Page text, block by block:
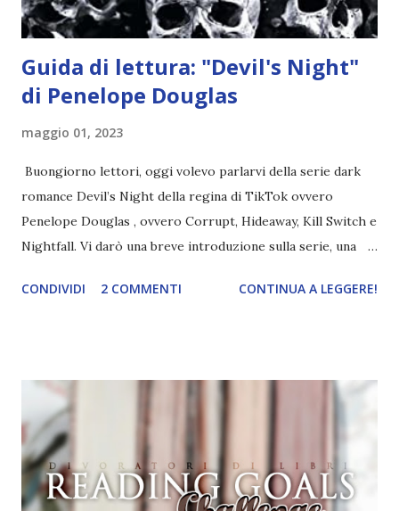
Guida di lettura: "Devil's Night"
di Penelope Douglas
maggio 01, 2023
Buongiorno lettori, oggi volevo parlarvi della serie dark
romance Devil’s Night della regina di TikTok ovvero
Penelope Douglas , ovvero Corrupt, Hideaway, Kill Switch e
Nightfall. Vi darò una breve introduzione sulla serie, una
e anche un breve commento sui libri singoli. I libri sono in
grande (Devil's Night 1#) Autrice : Penelope Douglas
Pagine: 448 Editore: Newton Compton Editori
Pubblicazione: 10 Gennaio 2023 Traduttore: Laura Lancini
Trama: “Si chiama Michael Crist. È il fratello maggiore del
mio ragazzo ed è come quei film dell'orrore che guardi
CONDIVIDI 2 COMMENTI CONTINUA A LEGGERE!